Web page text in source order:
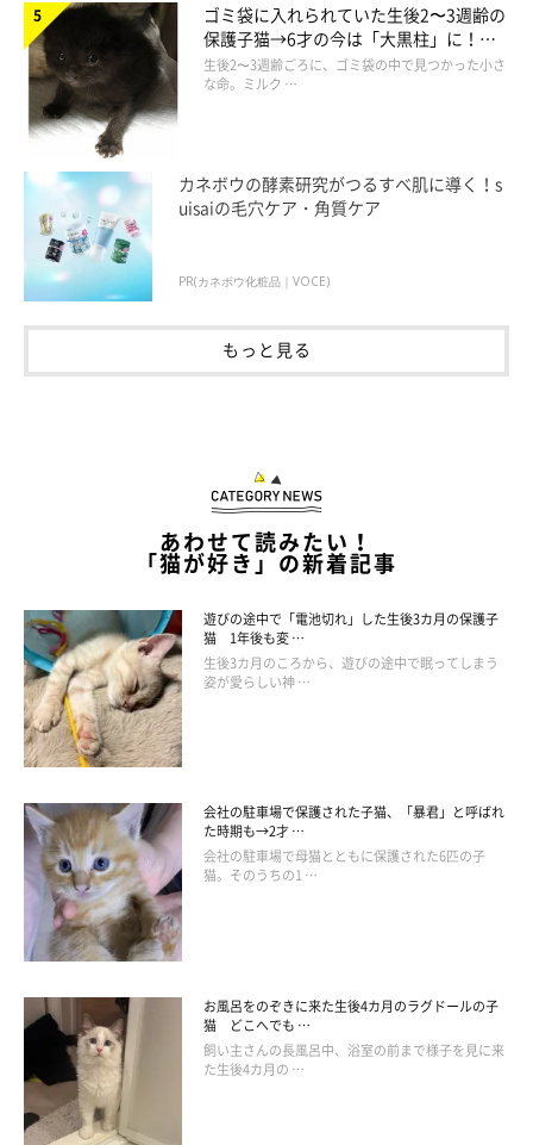
ねこ連れ草 うずらとかんたろう徒然ニャッ記
Amazonで見る
ゴミ袋に入れられていた生後2〜3週齢の
保護子猫→6才の今は「大黒柱」に！
美しい黒猫に成長した姿にグッとくる
生後2〜3週齢ごろに、ゴミ袋の中で見つかった小さ
な命。ミルク …
カネボウの酵素研究がつるすべ肌に導く！s
uisaiの毛穴ケア・角質ケア
PR(カネボウ化粧品｜VOCE)
もっと見る
あわせて読みたい！
「猫が好き」の新着記事
遊びの途中で「電池切れ」した生後3カ月の保護子
猫 1年後も変 …
生後3カ月のころから、遊びの途中で眠ってしまう
姿が愛らしい神 …
会社の駐車場で保護された子猫、「暴君」と呼ばれ
た時期も→2才 …
会社の駐車場で母猫とともに保護された6匹の子
猫。そのうちの1 …
お風呂をのぞきに来た生後4カ月のラグドールの子
猫 どこへでも …
飼い主さんの長風呂中、浴室の前まで様子を見に来
た生後4カ月の …